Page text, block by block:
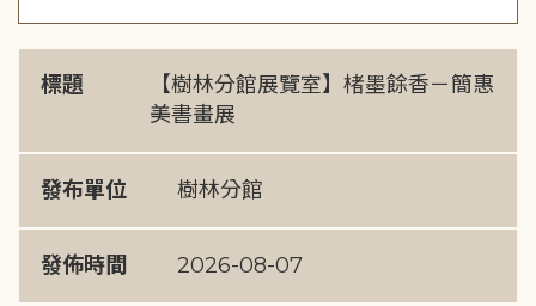
標題
【樹林分館展覽室】楮墨餘香－簡惠
美書畫展
發布單位 樹林分館
發佈時間 2026-08-07